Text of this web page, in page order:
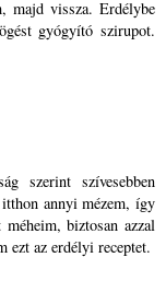
majd vissza. Erdélybe
gyógyító szirupot.
szerint szívesebben
annyi mézem, így
biztosan azzal
ezt az erdélyi receptet.